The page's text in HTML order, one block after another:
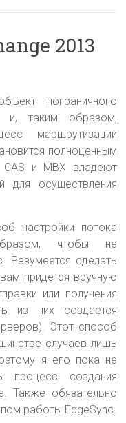
2013
пограничного
и, таким образом,
маршрутизации
полноценным
и MBX владеют
для осуществления
настройки потока
чтобы не
Разумеется сделать
придется вручную
или получения
из них создается
Этот способ
случаев лишь
я его пока не
процесс создания
Также обязательно
работы EdgeSync.